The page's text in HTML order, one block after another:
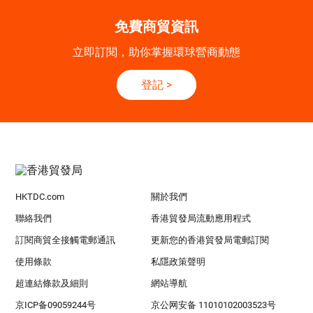
免費商貿資訊
立即訂閱，助你掌握環球營商動態
登記 >
HKTDC.com 關於我們
聯絡我們 香港貿發局流動應用程式
訂閱商貿全接觸電郵通訊 更新您的香港貿發局電郵訂閱
使用條款 私隱政策聲明
超連結條款及細則 網站導航
京ICP备09059244号 京公网安备 11010102003523号